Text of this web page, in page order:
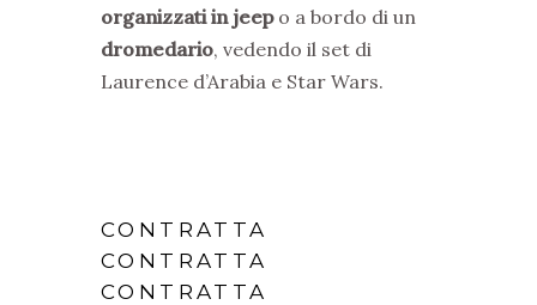
organizzati in jeep o a bordo di un
dromedario, vedendo il set di
Laurence d’Arabia e Star Wars.
CONTRATTA
CONTRATTA
CONTRATTA